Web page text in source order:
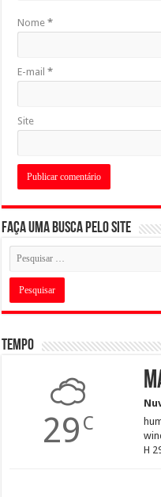
Nome*
E-mail*
Site
Faça uma busca pelo Site
Tempo
29 C
H